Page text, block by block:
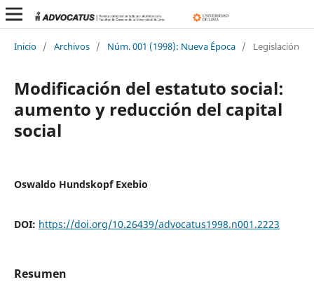
Inicio / Archivos / Núm. 001 (1998): Nueva Época / Legislación
Modificación del estatuto social:
aumento y reducción del capital
social
Oswaldo Hundskopf Exebio
DOI: https://doi.org/10.26439/advocatus1998.n001.2223
Resumen